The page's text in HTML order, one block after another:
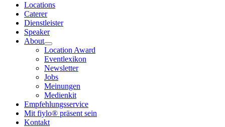
Locations
Caterer
Dienstleister
Speaker
About
Location Award
Eventlexikon
Newsletter
Jobs
Meinungen
Medienkit
Empfehlungsservice
Mit fiylo® präsent sein
Kontakt